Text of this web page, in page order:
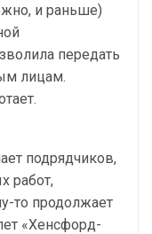
и раньше)
передать
лицам.
подрядчиков,
работ,
то продолжает
«Хенсфорд-